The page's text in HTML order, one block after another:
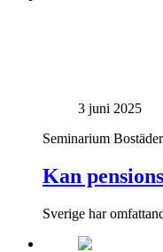
3 juni 2025
Seminarium
Kan
Sverige har